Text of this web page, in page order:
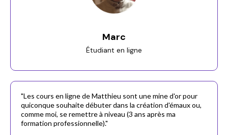
Marc
Étudiant en ligne
"Les cours en ligne de Matthieu sont une mine d'or pour
quiconque souhaite débuter dans la création d'émaux ou,
comme moi, se remettre à niveau (3 ans après ma
formation professionnelle)."